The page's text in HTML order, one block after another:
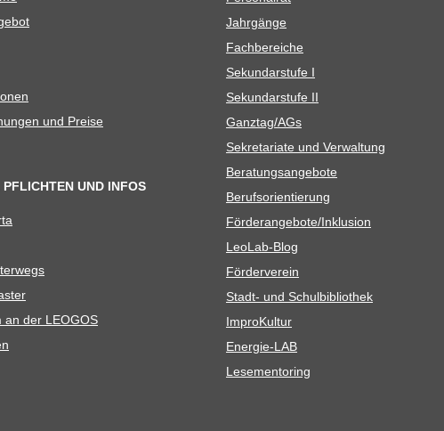
und Preise
PFLICHTEN UND INFOS
an der LEOGOS
Jahr­gänge
Fach­be­rei­che
Sekun­dar­stufe I
Sekun­dar­stufe II
Ganztag/​​AGs
Sekre­ta­riate und Verwaltung
Bera­tungs­an­ge­bote
Berufs­ori­en­tie­rung
Förderangebote/​​Inklusion
Leo­Lab-Blog
För­der­ver­ein
Stadt- und Schulbibliothek
Impro­Kul­tur
Ener­­gie-LAB
Lese­men­to­ring